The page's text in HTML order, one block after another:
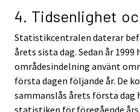
4. Tidsenlighet
Statistikcentralen daterar
årets sista dag. Sedan år 1999
områdesindelning använt
första dagen följande år. De
sammanslås årets första